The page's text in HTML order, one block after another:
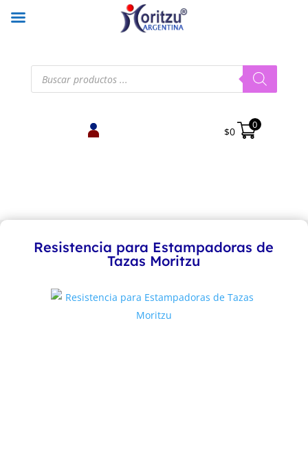
Búsqueda
productos
$0
0
Resistencia para Estampadoras de
Tazas Moritzu